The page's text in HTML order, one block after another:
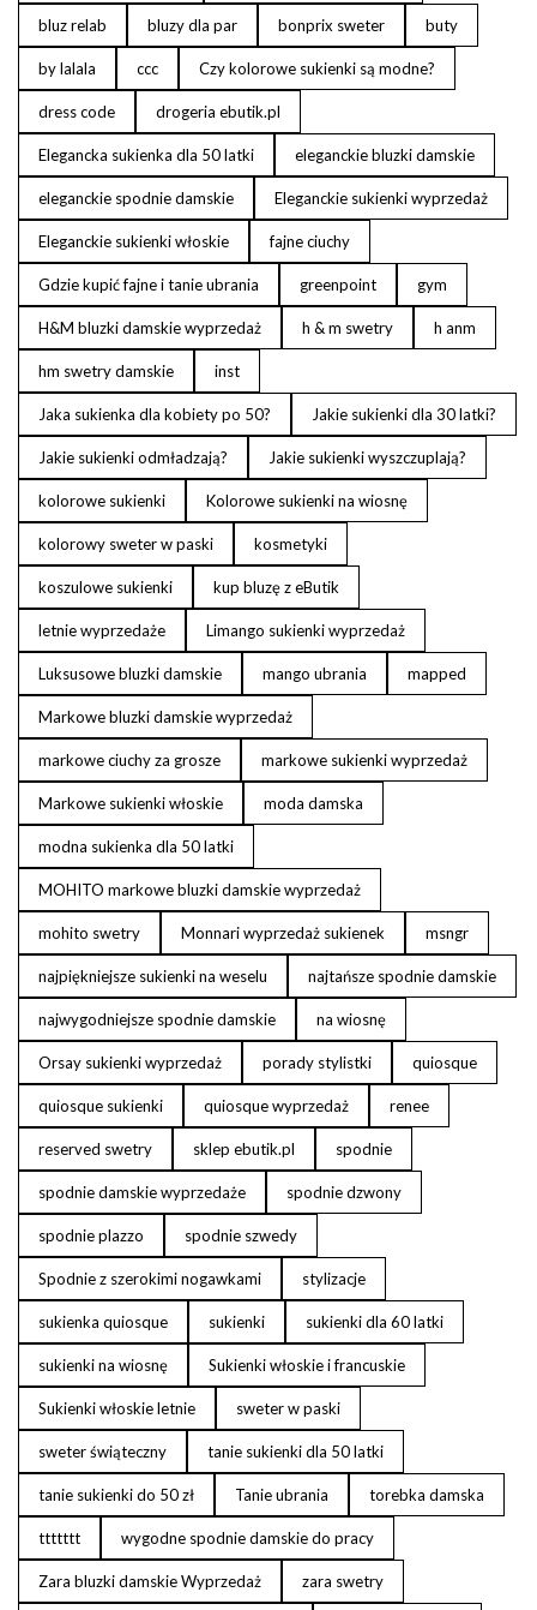
bluz relab bluzy dla par bonprix sweter buty
by lalala ccc Czy kolorowe sukienki są modne?
dress code drogeria ebutik.pl
Elegancka sukienka dla 50 latki eleganckie bluzki damskie
eleganckie spodnie damskie Eleganckie sukienki wyprzedaż
Eleganckie sukienki włoskie fajne ciuchy
Gdzie kupić fajne i tanie ubrania greenpoint gym
H&M bluzki damskie wyprzedaż h & m swetry h anm
hm swetry damskie inst
Jaka sukienka dla kobiety po 50? Jakie sukienki dla 30 latki?
Jakie sukienki odmładzają? Jakie sukienki wyszczuplają?
kolorowe sukienki Kolorowe sukienki na wiosnę
kolorowy sweter w paski kosmetyki
koszulowe sukienki kup bluzę z eButik
letnie wyprzedaże Limango sukienki wyprzedaż
Luksusowe bluzki damskie mango ubrania mapped
Markowe bluzki damskie wyprzedaż
markowe ciuchy za grosze markowe sukienki wyprzedaż
Markowe sukienki włoskie moda damska
modna sukienka dla 50 latki
MOHITO markowe bluzki damskie wyprzedaż
mohito swetry Monnari wyprzedaż sukienek msngr
najpiękniejsze sukienki na weselu najtańsze spodnie damskie
najwygodniejsze spodnie damskie na wiosnę
Orsay sukienki wyprzedaż porady stylistki quiosque
quiosque sukienki quiosque wyprzedaż renee
reserved swetry sklep ebutik.pl spodnie
spodnie damskie wyprzedaże spodnie dzwony
spodnie plazzo spodnie szwedy
Spodnie z szerokimi nogawkami stylizacje
sukienka quiosque sukienki sukienki dla 60 latki
sukienki na wiosnę Sukienki włoskie i francuskie
Sukienki włoskie letnie sweter w paski
sweter świąteczny tanie sukienki dla 50 latki
tanie sukienki do 50 zł Tanie ubrania torebka damska
ttttttt wygodne spodnie damskie do pracy
Zara bluzki damskie Wyprzedaż zara swetry